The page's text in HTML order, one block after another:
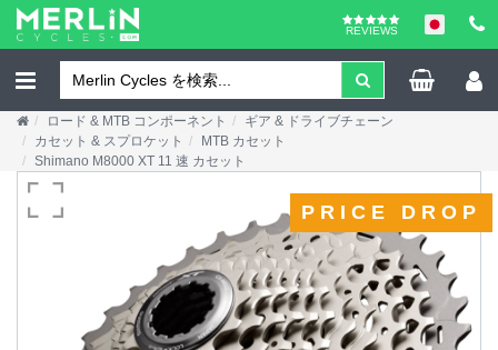
REVIEWS
ロード & MTB コンポーネント
ギア & ドライブチェーン
カセット & スプロケット
MTB カセット
Shimano M8000 XT 11 速 カセット
PRICE DROP